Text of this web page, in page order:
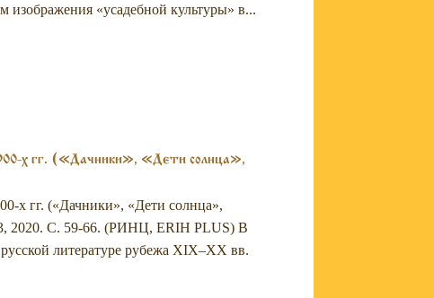
изображения «усадебной культуры» в...
х гг. («Дачники», «Дети солнца»,
х гг. («Дачники», «Дети солнца»,
2020. С. 59-66. (РИНЦ, ERIH PLUS) В
русской литературе рубежа XIX–XX вв.